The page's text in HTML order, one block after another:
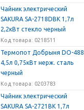
Чайник электрический
SAKURA SA-2718DBK 1,7л
2,2кВт стекло черный
Код товара: 0218511
Термопот Добрыня DO-488
4,5л 0,75кВт нерж. сталь
черный
Код товара: 0203783
Чайник электрический
SAKURA SA-2721BK 1,7л